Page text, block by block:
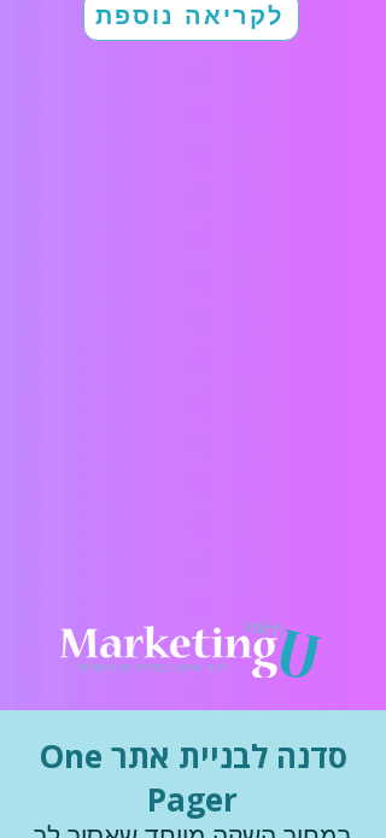
לקריאה נוספת
סדנה לבניית אתר One
Pager